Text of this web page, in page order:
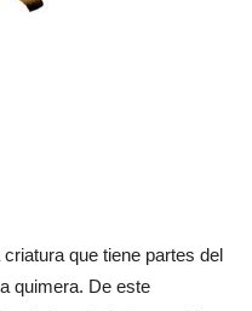
que tiene partes del
quimera. De este